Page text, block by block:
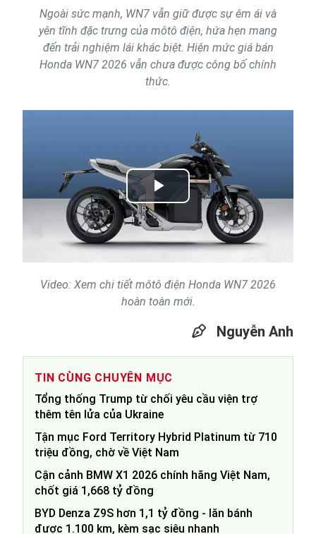
Ngoài sức mạnh, WN7 vẫn giữ được sự êm ái và
yên tĩnh đặc trưng của môtô điện, hứa hẹn mang
đến trải nghiệm lái khác biệt. Hiện mức giá bán
Honda WN7 2026 vẫn chưa được công bố chính
thức.
Play
Video
Video: Xem chi tiết môtô điện Honda WN7 2026
hoàn toàn mới.
Nguyễn Anh
TIN CÙNG CHUYÊN MỤC
Tổng thống Trump từ chối yêu cầu viện trợ
thêm tên lửa của Ukraine
Tận mục Ford Territory Hybrid Platinum từ 710
triệu đồng, chờ về Việt Nam
Cận cảnh BMW X1 2026 chính hãng Việt Nam,
chốt giá 1,668 tỷ đồng
BYD Denza Z9S hơn 1,1 tỷ đồng - lăn bánh
được 1.100 km, kèm sạc siêu nhanh